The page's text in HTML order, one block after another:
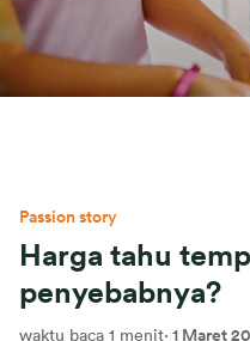
Passion story
Harga tahu
penyebabnya?
waktu baca 1 menit· 1 Maret